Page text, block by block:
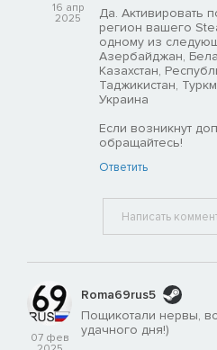
16 апр
2025
Да. Активировать
регион вашего
одному из
Азербайджан,
Казахстан,
Таджикистан,
Украина
Если возникнут
обращайтесь!
Ответить
07 фев
Roma69rus5
Пощикотали нервы,
удачного дня!)